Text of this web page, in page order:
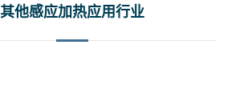
其他感应加热应用行业